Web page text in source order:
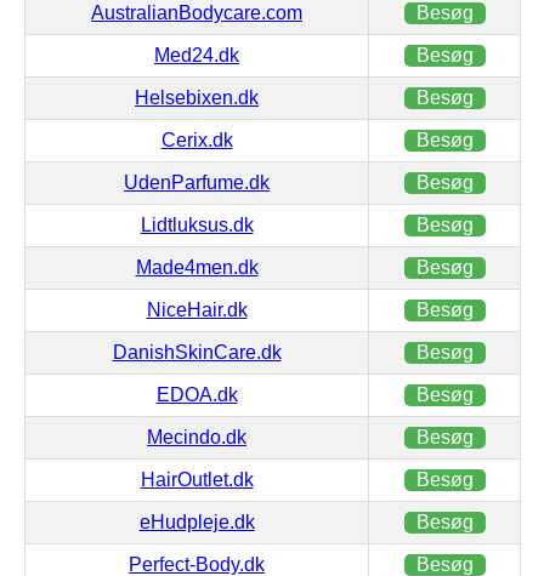
AustralianBodycare.com Besøg
Med24.dk Besøg
Helsebixen.dk Besøg
Cerix.dk Besøg
UdenParfume.dk Besøg
Lidtluksus.dk Besøg
Made4men.dk Besøg
NiceHair.dk Besøg
DanishSkinCare.dk Besøg
EDOA.dk Besøg
Mecindo.dk Besøg
HairOutlet.dk Besøg
eHudpleje.dk Besøg
Perfect-Body.dk Besøg